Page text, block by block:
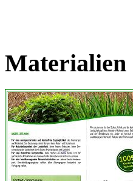
Materialien